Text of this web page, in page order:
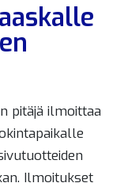
pitäjä ilmoittaa
Ilmoitukset